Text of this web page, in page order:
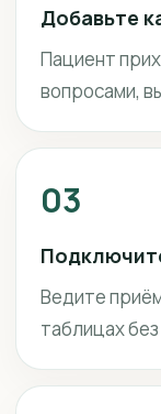
Добавьте
Пациент
вопросами,
03
Ведите
таблицах